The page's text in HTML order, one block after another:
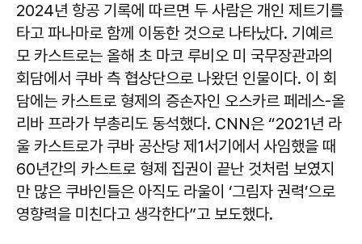
2024년 항공 기록에 따르면 두 사람은 개인 제트기를
타고 파나마로 함께 이동한 것으로 나타났다. 기예르
모 카스트로는 올해 초 마코 루비오 미 국무장관과의
회담에서 쿠바 측 협상단으로 나왔던 인물이다. 이 회
담에는 카스트로 형제의 증손자인 오스카르 페레스-올
리바 프라가 부총리도 동석했다. CNN은 “2021년 라
울 카스트로가 쿠바 공산당 제1서기에서 사임했을 때
60년간의 카스트로 형제 집권이 끝난 것처럼 보였지
만 많은 쿠바인들은 아직도 라울이 ‘그림자 권력’으로
영향력을 미친다고 생각한다”고 보도했다.